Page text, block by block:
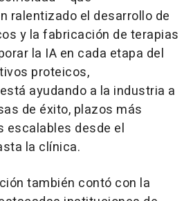
ralentizado el desarrollo de
y la fabricación de terapias
la IA en cada etapa del
proteicos,
ayudando a la industria a
de éxito, plazos más
escalables desde el
la clínica.
también contó con la